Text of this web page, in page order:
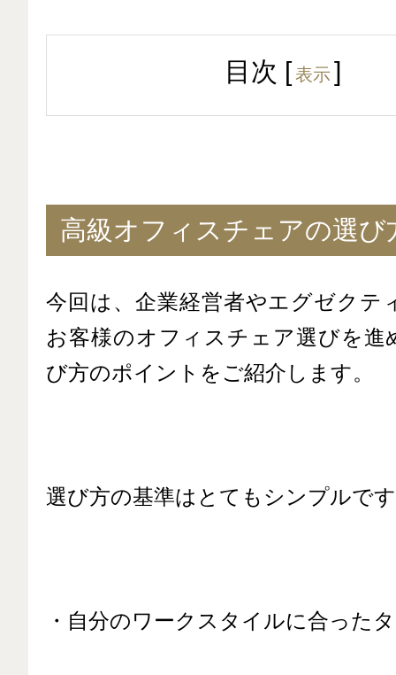
目次 [表示]
高級オフィスチェアの選び
今回は、企業経営者やエグゼクテ
お客様のオフィスチェア選びを進
び方のポイントをご紹介します。
選び方の基準はとてもシンプルで
・自分のワークスタイルに合った